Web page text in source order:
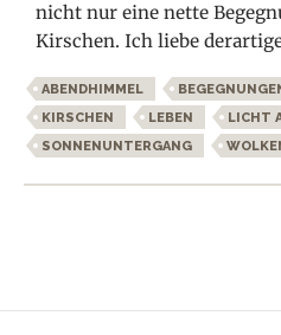
nicht nur eine nette
Kirschen. Ich liebe
ABENDHIMMEL
KIRSCHEN
LEBEN
LICHT
SONNENUNTERGANG